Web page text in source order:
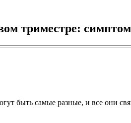
триместре:
быть самые разные, и все они